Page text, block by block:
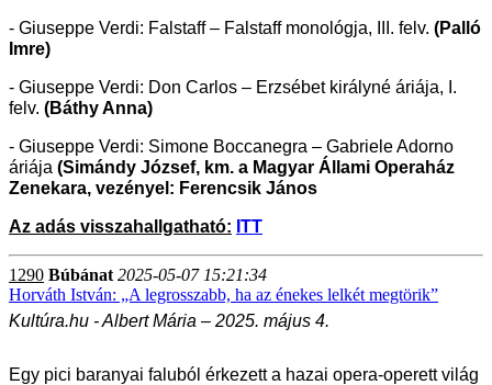
- Giuseppe Verdi: Falstaff – Falstaff monológja, III. felv. (Palló
Imre)
- Giuseppe Verdi: Don Carlos – Erzsébet királyné áriája, I.
felv. (Báthy Anna)
- Giuseppe Verdi: Simone Boccanegra – Gabriele Adorno
áriája (Simándy József, km. a Magyar Állami Operaház
Zenekara, vezényel: Ferencsik János
Az adás visszahallgatható: ITT
1290 Búbánat 2025-05-07 15:21:34
Horváth István: „A legrosszabb, ha az énekes lelkét megtörik”
Kultúra.hu - Albert Mária – 2025. május 4.
Egy pici baranyai faluból érkezett a hazai opera-operett világ